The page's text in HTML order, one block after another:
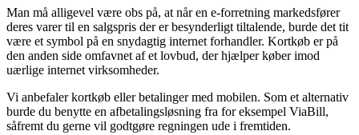
Man må alligevel være obs på, at når en e-forretning markedsfører
deres varer til en salgspris der er besynderligt tiltalende, burde det tit
være et symbol på en snydagtig internet forhandler. Kortkøb er på
den anden side omfavnet af et lovbud, der hjælper køber imod
uærlige internet virksomheder.
Vi anbefaler kortkøb eller betalinger med mobilen. Som et alternativ
burde du benytte en afbetalingsløsning fra for eksempel ViaBill,
såfremt du gerne vil godtgøre regningen ude i fremtiden.